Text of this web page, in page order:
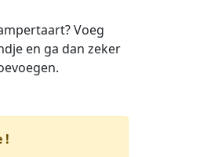
Voeg
en ga dan zeker
!